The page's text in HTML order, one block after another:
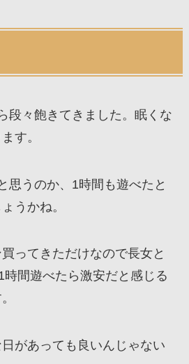
段々飽きてきました。眠くな
す。
思うのか、1時間も遊べたと
うかね。
ってきただけなので長女と
間遊べたら激安だと感じる
があっても良いんじゃない